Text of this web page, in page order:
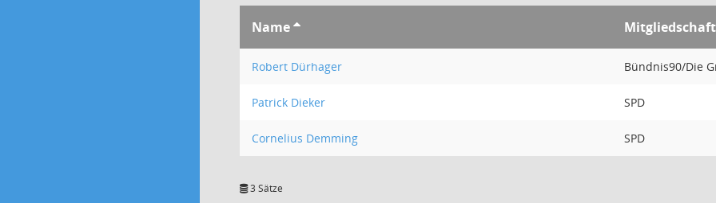
Name Mitgliedschaft
Robert Dürhager Bündnis90/Die
Patrick Dieker SPD
Cornelius Demming SPD
3 Sätze